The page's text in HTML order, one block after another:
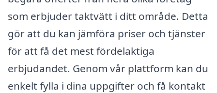
som erbjuder taktvätt i ditt område. Detta
gör att du kan jämföra priser och tjänster
för att få det mest fördelaktiga
erbjudandet. Genom vår plattform kan du
enkelt fylla i dina uppgifter och få kontakt